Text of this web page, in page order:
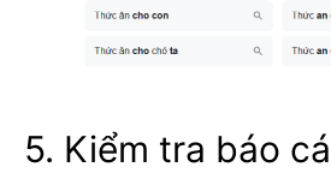
5. Kiểm tra báo